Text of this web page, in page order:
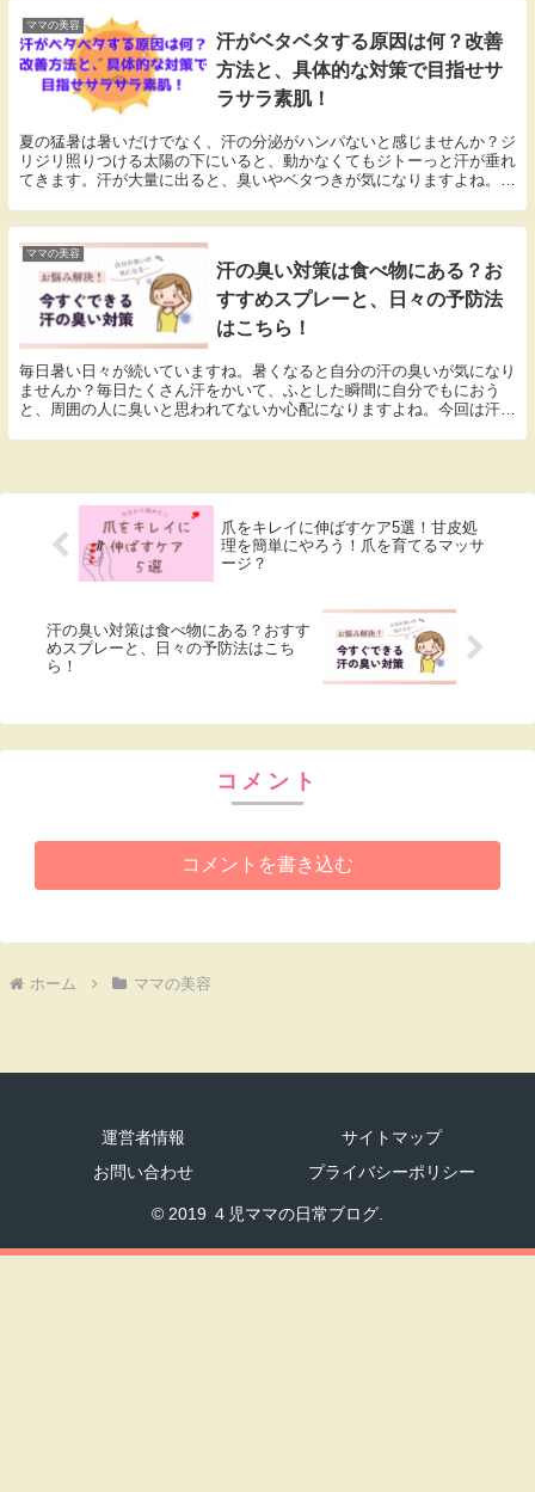
す。そして、汗を抑える方法とおすすめ対策法を合わせてご紹介しま
す。脇汗の悩みに、ご活用下さい。
ママの美容
汗がベタベタする原因は何？改善
方法と、具体的な対策で目指せサ
ラサラ素肌！
夏の猛暑は暑いだけでなく、汗の分泌がハンパないと感じませんか？ジ
リジリ照りつける太陽の下にいると、動かなくてもジトーっと汗が垂れ
てきます。汗が大量に出ると、臭いやベタつきが気になりますよね。一
かの根本的な原因も探っちゃいましょう！体質改善して、ベタベタ汗と
おさらばして快適な夏を過ごしましょう♪
ママの美容
汗の臭い対策は食べ物にある？お
すすめスプレーと、日々の予防法
はこちら！
毎日暑い日々が続いていますね。暑くなると自分の汗の臭いが気になり
ませんか？毎日たくさん汗をかいて、ふとした瞬間に自分でもにおう
と、周囲の人に臭いと思われてないか心配になりますよね。今回は汗の
爪をキレイに伸ばすケア5選！甘皮処
理を簡単にやろう！爪を育てるマッサ
ージ？
汗の臭い対策は食べ物にある？おすす
めスプレーと、日々の予防法はこち
ら！
コメント
コメントを書き込む
ホーム ママの美容
運営者情報
サイトマップ
お問い合わせ
プライバシーポリシー
© 2019 ４児ママの日常ブログ.